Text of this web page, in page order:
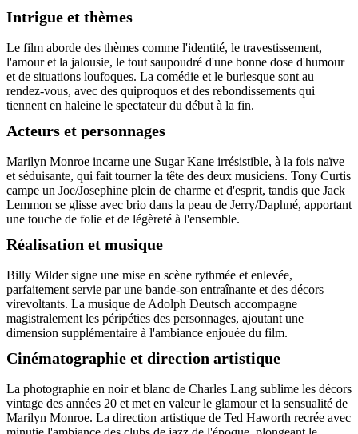
Intrigue et thèmes
Le film aborde des thèmes comme l'identité, le travestissement,
l'amour et la jalousie, le tout saupoudré d'une bonne dose d'humour
et de situations loufoques. La comédie et le burlesque sont au
rendez-vous, avec des quiproquos et des rebondissements qui
tiennent en haleine le spectateur du début à la fin.
Acteurs et personnages
Marilyn Monroe incarne une Sugar Kane irrésistible, à la fois naïve
et séduisante, qui fait tourner la tête des deux musiciens. Tony Curtis
campe un Joe/Josephine plein de charme et d'esprit, tandis que Jack
Lemmon se glisse avec brio dans la peau de Jerry/Daphné, apportant
une touche de folie et de légèreté à l'ensemble.
Réalisation et musique
Billy Wilder signe une mise en scène rythmée et enlevée,
parfaitement servie par une bande-son entraînante et des décors
virevoltants. La musique de Adolph Deutsch accompagne
magistralement les péripéties des personnages, ajoutant une
dimension supplémentaire à l'ambiance enjouée du film.
Cinématographie et direction artistique
La photographie en noir et blanc de Charles Lang sublime les décors
vintage des années 20 et met en valeur le glamour et la sensualité de
Marilyn Monroe. La direction artistique de Ted Haworth recrée avec